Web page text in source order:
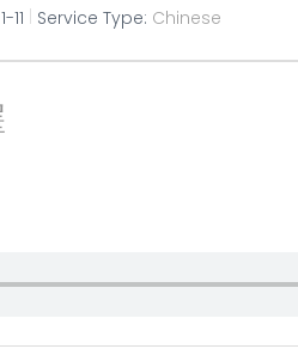
11 Service Type: Chinese